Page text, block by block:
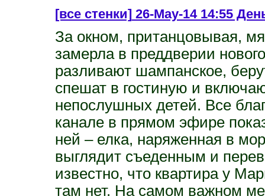
[все стенки]26-May-14 14:55
За окном, пританцовывая,
замерла в преддверии
разливают шампанское,
спешат в гостиную и
непослушных детей. Все
канале в прямом эфире
ней – елка, наряженная в
выглядит съеденным и
известно, что квартира у
там нет. На самом важном